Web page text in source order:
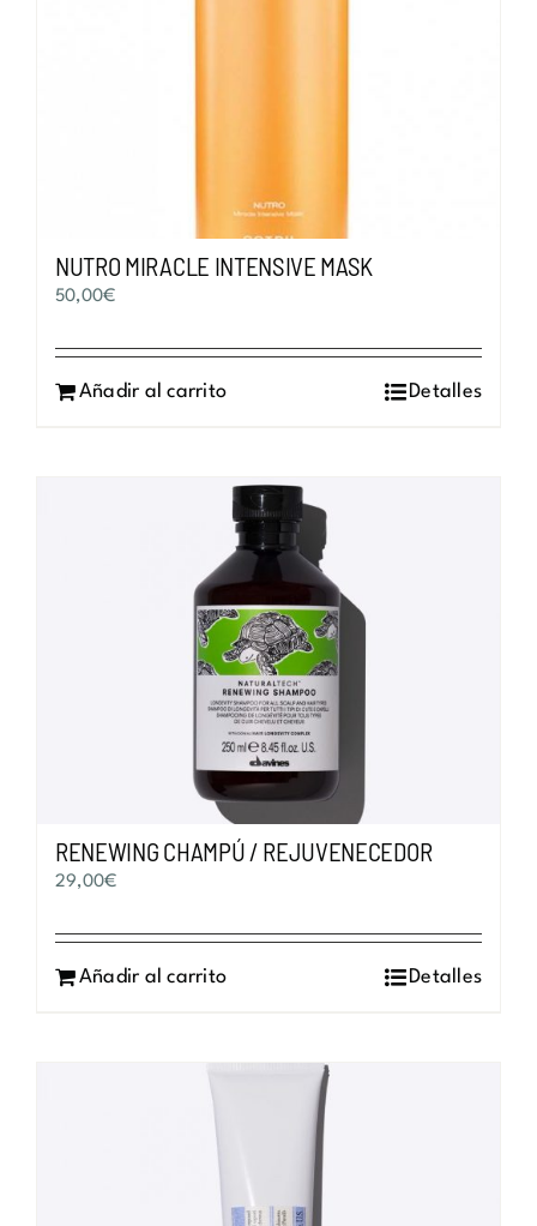
NUTRO MIRACLE INTENSIVE MASK
50,00€
Añadir al carrito Detalles
RENEWING CHAMPÚ / REJUVENECEDOR
29,00€
Añadir al carrito Detalles